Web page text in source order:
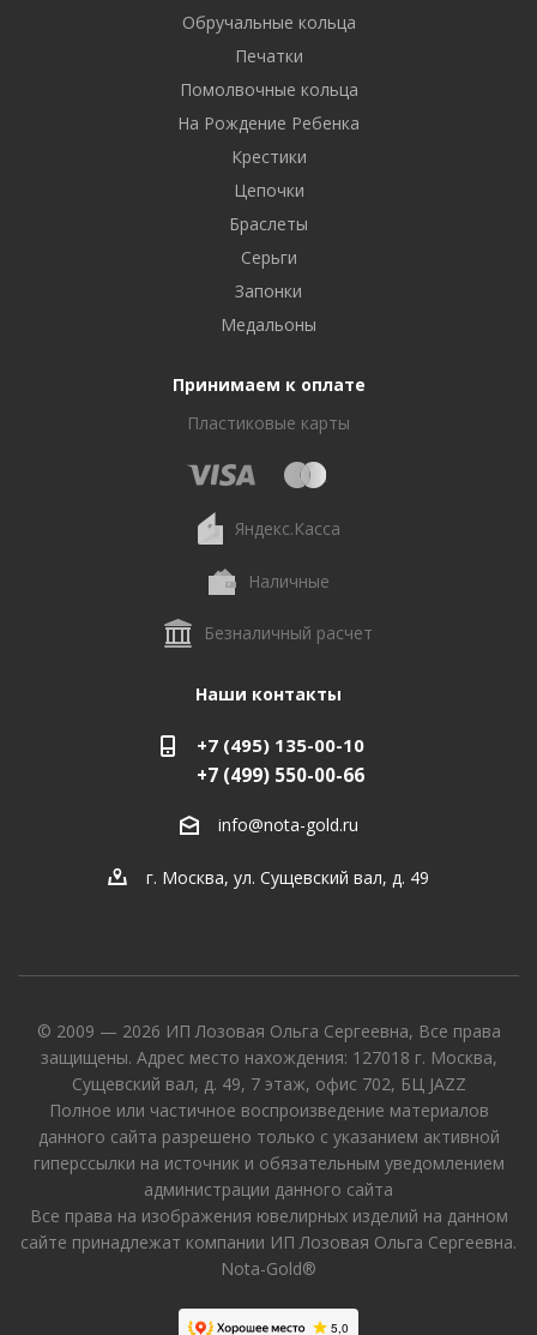
Обручальные кольца
Печатки
Помолвочные кольца
На Рождение Ребенка
Крестики
Цепочки
Браслеты
Серьги
Запонки
Медальоны
Принимаем к оплате
Пластиковые карты
Яндекс.Касса
Наличные
Безналичный расчет
Наши контакты
+7 (495) 135-00-10
+7 (499) 550-00-66
info@nota-gold.ru
г. Москва, ул. Сущевский вал, д. 49
© 2009 — 2026 ИП Лозовая Ольга Сергеевна, Все права
защищены. Адрес место нахождения: 127018 г. Москва,
Сущевский вал, д. 49, 7 этаж, офис 702, БЦ JAZZ
Полное или частичное воспроизведение материалов
данного сайта разрешено только с указанием активной
гиперссылки на источник и обязательным уведомлением
администрации данного сайта
Все права на изображения ювелирных изделий на данном
сайте принадлежат компании ИП Лозовая Ольга Сергеевна.
Nota-Gold®